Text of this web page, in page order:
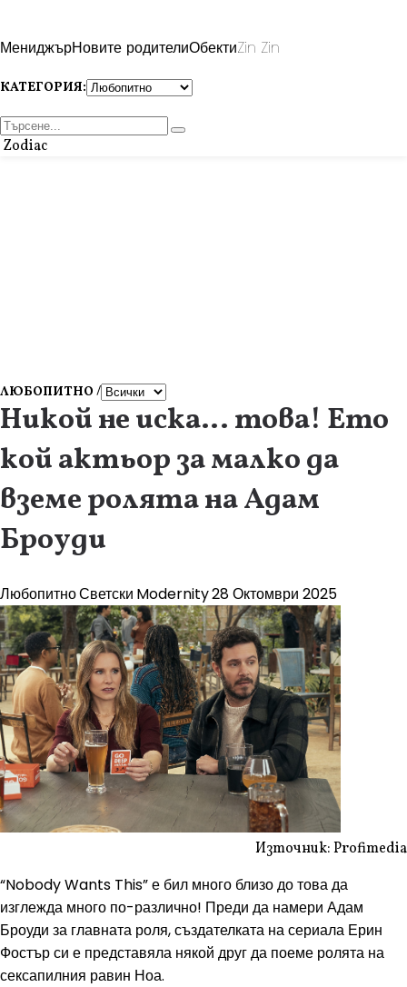
МениджърНовите родителиОбектиZin Zin
КАТЕГОРИЯ:
Zodiac
ЛЮБОПИТНО /
Никой не иска… това! Ето
кой актьор за малко да
вземе ролята на Адам
Броуди
ЛюбопитноСветски Modernity28 Октомври 2025
Източник: Profimedia
“Nobody Wants This” е бил много близо до това да
изглежда много по-различно! Преди да намери Адам
Броуди за главната роля, създателката на сериала Ерин
Фостър си е представяла някой друг да поеме ролята на
сексапилния равин Ноа.